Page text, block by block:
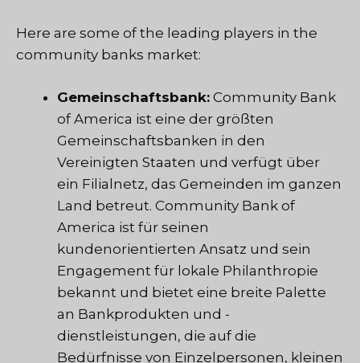
Here are some of the leading players in the
community banks market:
Gemeinschaftsbank: Community Bank
of America ist eine der größten
Gemeinschaftsbanken in den
Vereinigten Staaten und verfügt über
ein Filialnetz, das Gemeinden im ganzen
Land betreut. Community Bank of
America ist für seinen
kundenorientierten Ansatz und sein
Engagement für lokale Philanthropie
bekannt und bietet eine breite Palette
an Bankprodukten und -
dienstleistungen, die auf die
Bedürfnisse von Einzelpersonen, kleinen